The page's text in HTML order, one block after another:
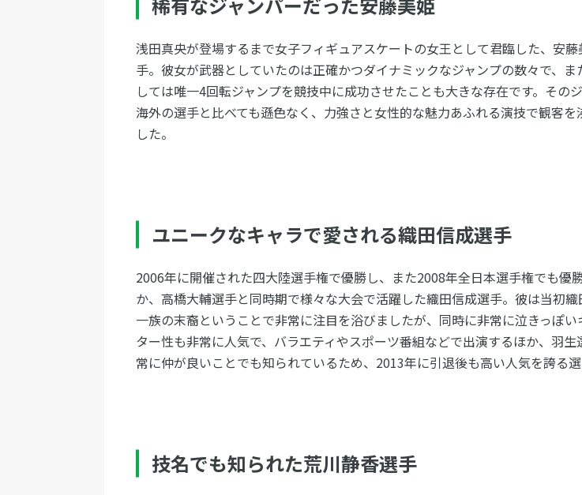
浅田真央が登場するまで女子フィギュアスケートの女王として君臨した、安藤
手。彼女が武器としていたのは正確かつダイナミックなジャンプの数々で、ま
しては唯一4回転ジャンプを競技中に成功させたことも大きな存在です。その
海外の選手と比べても遜色なく、力強さと女性的な魅力あふれる演技で観客を
した。
ユニークなキャラで愛される織田信成選手
2006年に開催された四大陸選手権で優勝し、また2008年全日本選手権でも優
か、高橋大輔選手と同時期で様々な大会で活躍した織田信成選手。彼は当初織
一族の末裔ということで非常に注目を浴びましたが、同時に非常に泣きっぽい
ター性も非常に人気で、バラエティやスポーツ番組などで出演するほか、羽生
常に仲が良いことでも知られているため、2013年に引退後も高い人気を誇る選
技名でも知られた荒川静香選手